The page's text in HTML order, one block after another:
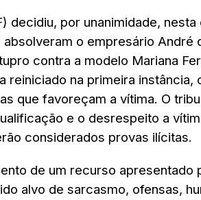
decidiu, por unanimidade, nesta
o empresário André
contra a modelo Mariana
reiniciado na primeira instância,
que favoreçam a vítima. O
e o desrespeito a
considerados provas ilícitas.
de um recurso apresentado
alvo de sarcasmo, ofensas,